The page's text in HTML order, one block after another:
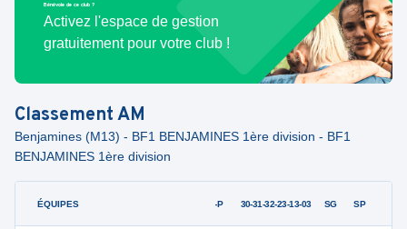
Bénévole de ce club ?
Activez l'espace de gestion
gratuitement pour votre club !
ClassementAM
Benjamines (M13) - BF1 BENJAMINES 1ère division - BF1
BENJAMINES 1ère division
ÉQUIPES G-P 30-31-32-23-13-03 SG SP